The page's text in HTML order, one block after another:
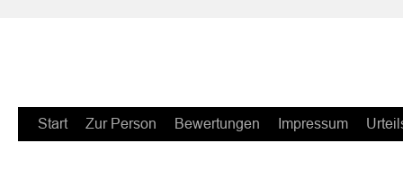
Zum
Start Zur Person Bewertungen Impressum